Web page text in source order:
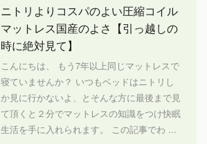
ニトリよりコスパのよい圧縮コイル
マットレス国産のよさ【引っ越しの
時に絶対見て】
こんにちは、 もう7年以上同じマットレスで
寝ていませんか？ いつもベッドはニトリし
か見に行かないよ、とそんな方に最後まで見
て頂くと２分でマットレスの知識をつけ快眠
生活を手に入れられます。 この記事でわ ...